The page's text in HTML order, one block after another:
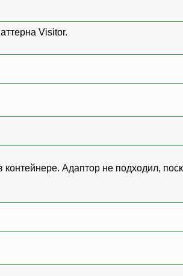
Visitor.
Адаптор не подходил,